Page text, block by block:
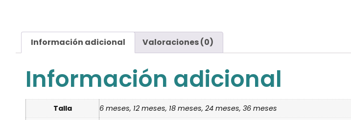
Información adicional Valoraciones (0)
Información adicional
Talla
6 meses, 12 meses, 18 meses, 24 meses, 36 meses